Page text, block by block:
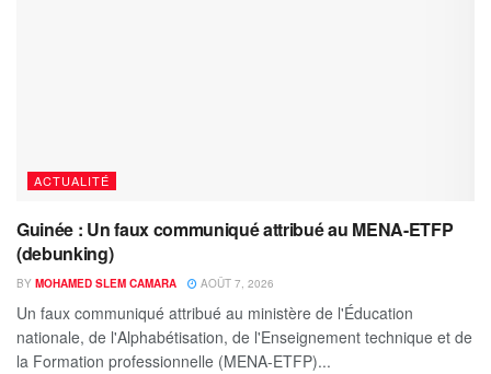
ACTUALITÉ
Guinée : Un faux communiqué attribué au MENA-ETFP
(debunking)
BY MOHAMED SLEM CAMARA AOÛT 7, 2026
Un faux communiqué attribué au ministère de l'Éducation
nationale, de l'Alphabétisation, de l'Enseignement technique et de
la Formation professionnelle (MENA-ETFP)...